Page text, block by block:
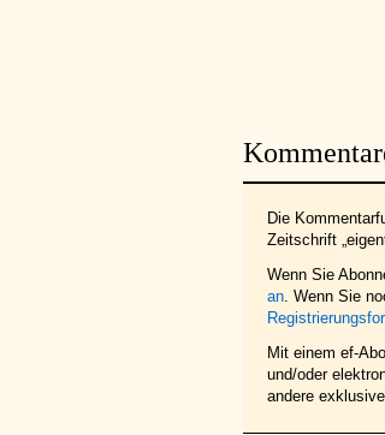
Die
Zeitschrift
Wenn Sie
an. Wenn Sie
Mit einem ef-
und/oder
andere